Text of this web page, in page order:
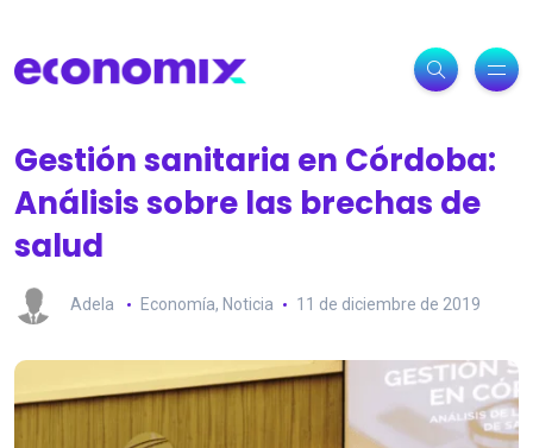
Gestión sanitaria en Córdoba:
Análisis sobre las brechas de
salud
Adela Economía, Noticia 11 de diciembre de 2019